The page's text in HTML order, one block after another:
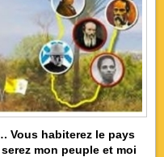
Vous habiterez le pays
mon peuple et moi